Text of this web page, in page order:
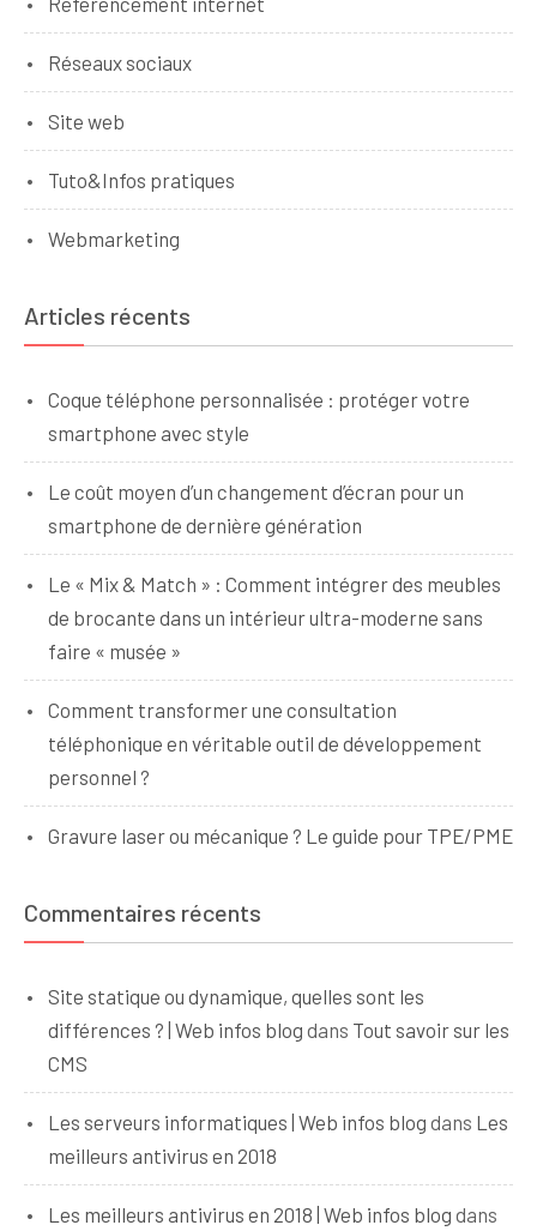
Réseaux sociaux
Site web
Tuto&Infos pratiques
Webmarketing
Articles récents
Coque téléphone personnalisée : protéger votre
smartphone avec style
Le coût moyen d’un changement d’écran pour un
smartphone de dernière génération
Le « Mix & Match » : Comment intégrer des meubles
de brocante dans un intérieur ultra-moderne sans
faire « musée »
Comment transformer une consultation
téléphonique en véritable outil de développement
personnel ?
Gravure laser ou mécanique ? Le guide pour TPE/PME
Commentaires récents
Site statique ou dynamique, quelles sont les
différences ? | Web infos blog dans Tout savoir sur les
CMS
Les serveurs informatiques | Web infos blog dans Les
meilleurs antivirus en 2018
Les meilleurs antivirus en 2018 | Web infos blog dans